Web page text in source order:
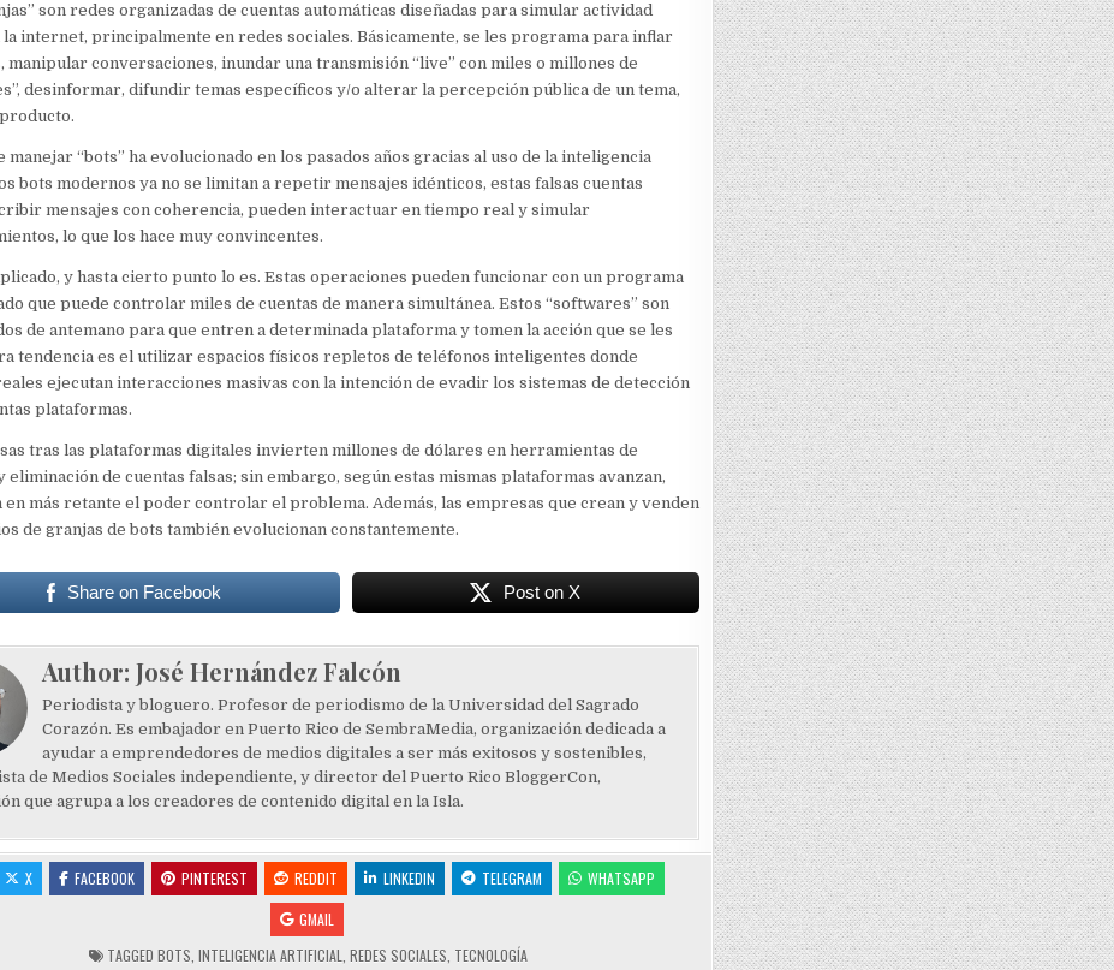
son redes organizadas de cuentas automáticas diseñadas para simular actividad
la internet, principalmente en redes sociales. Básicamente, se les programa para inflar
manipular conversaciones, inundar una transmisión “live” con miles o millones de
desinformar, difundir temas específicos y/o alterar la percepción pública de un tema,
manejar “bots” ha evolucionado en los pasados años gracias al uso de la inteligencia
bots modernos ya no se limitan a repetir mensajes idénticos, estas falsas cuentas
mensajes con coherencia, pueden interactuar en tiempo real y simular
lo que los hace muy convincentes.
y hasta cierto punto lo es. Estas operaciones pueden funcionar con un programa
que puede controlar miles de cuentas de manera simultánea. Estos “softwares” son
de antemano para que entren a determinada plataforma y tomen la acción que se les
tendencia es el utilizar espacios físicos repletos de teléfonos inteligentes donde
ejecutan interacciones masivas con la intención de evadir los sistemas de detección
plataformas.
tras las plataformas digitales invierten millones de dólares en herramientas de
eliminación de cuentas falsas; sin embargo, según estas mismas plataformas avanzan,
más retante el poder controlar el problema. Además, las empresas que crean y venden
de granjas de bots también evolucionan constantemente.
Share on Facebook Post on X
Author: José Hernández Falcón
Periodista y bloguero. Profesor de periodismo de la Universidad del Sagrado
Corazón. Es embajador en Puerto Rico de SembraMedia, organización dedicada a
ayudar a emprendedores de medios digitales a ser más exitosos y sostenibles,
de Medios Sociales independiente, y director del Puerto Rico BloggerCon,
que agrupa a los creadores de contenido digital en la Isla.
X FACEBOOK PINTEREST REDDIT LINKEDIN TELEGRAM
WHATSAPP
GMAIL
TAGGED BOTS, INTELIGENCIA ARTIFICIAL, REDES SOCIALES, TECNOLOGÍA